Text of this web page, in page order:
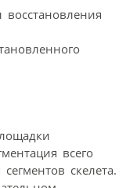
всего
скелета.